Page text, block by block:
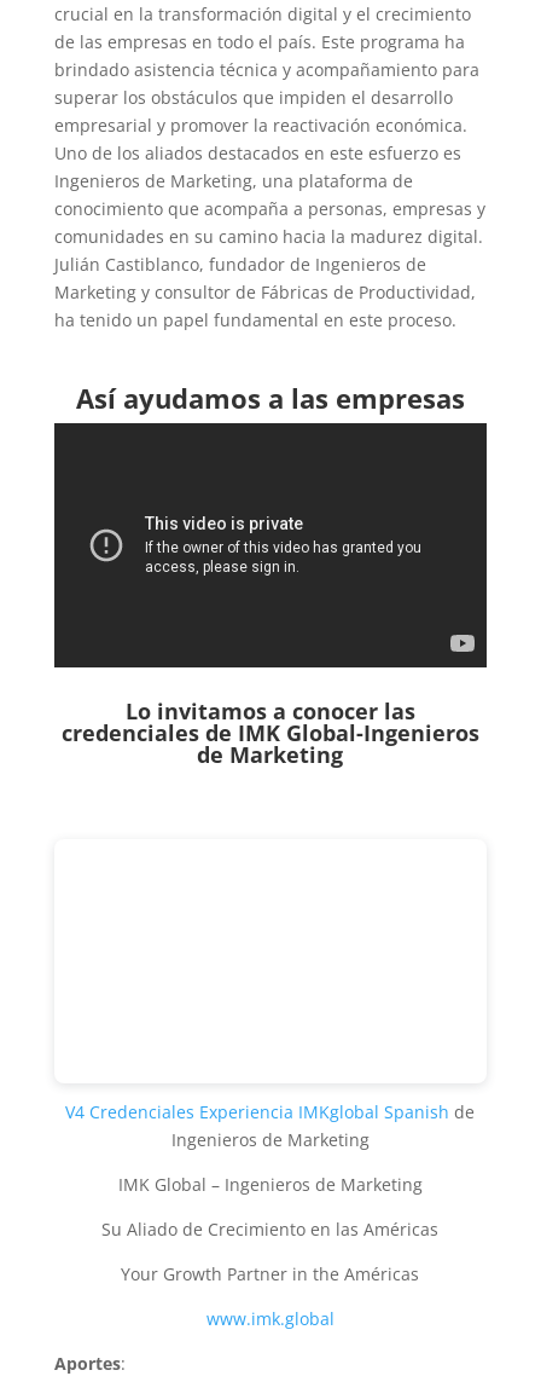
crucial en la transformación digital y el crecimiento
de las empresas en todo el país. Este programa ha
brindado asistencia técnica y acompañamiento para
superar los obstáculos que impiden el desarrollo
empresarial y promover la reactivación económica.
Uno de los aliados destacados en este esfuerzo es
Ingenieros de Marketing, una plataforma de
conocimiento que acompaña a personas, empresas y
comunidades en su camino hacia la madurez digital.
Julián Castiblanco, fundador de Ingenieros de
Marketing y consultor de Fábricas de Productividad,
ha tenido un papel fundamental en este proceso.
Así ayudamos a las empresas
Lo invitamos a conocer las
credenciales de IMK Global-Ingenieros
de Marketing
V4 Credenciales Experiencia IMKglobal Spanish de
Ingenieros de Marketing
IMK Global – Ingenieros de Marketing
Su Aliado de Crecimiento en las Américas
Your Growth Partner in the Américas
www.imk.global
Aportes: